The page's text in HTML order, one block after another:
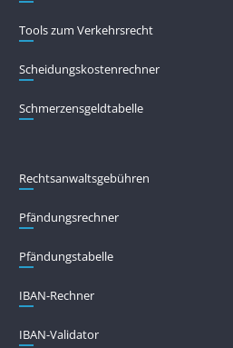
Tools zum Verkehrsrecht
Scheidungskostenrechner
Schmerzensgeldtabelle
Rechtsanwaltsgebühren
Pfändungs­rechner
Pfändungs­tabelle
IBAN-Rechner
IBAN-Validator